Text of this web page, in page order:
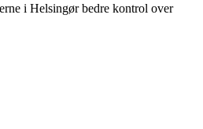
i Helsingør bedre kontrol over